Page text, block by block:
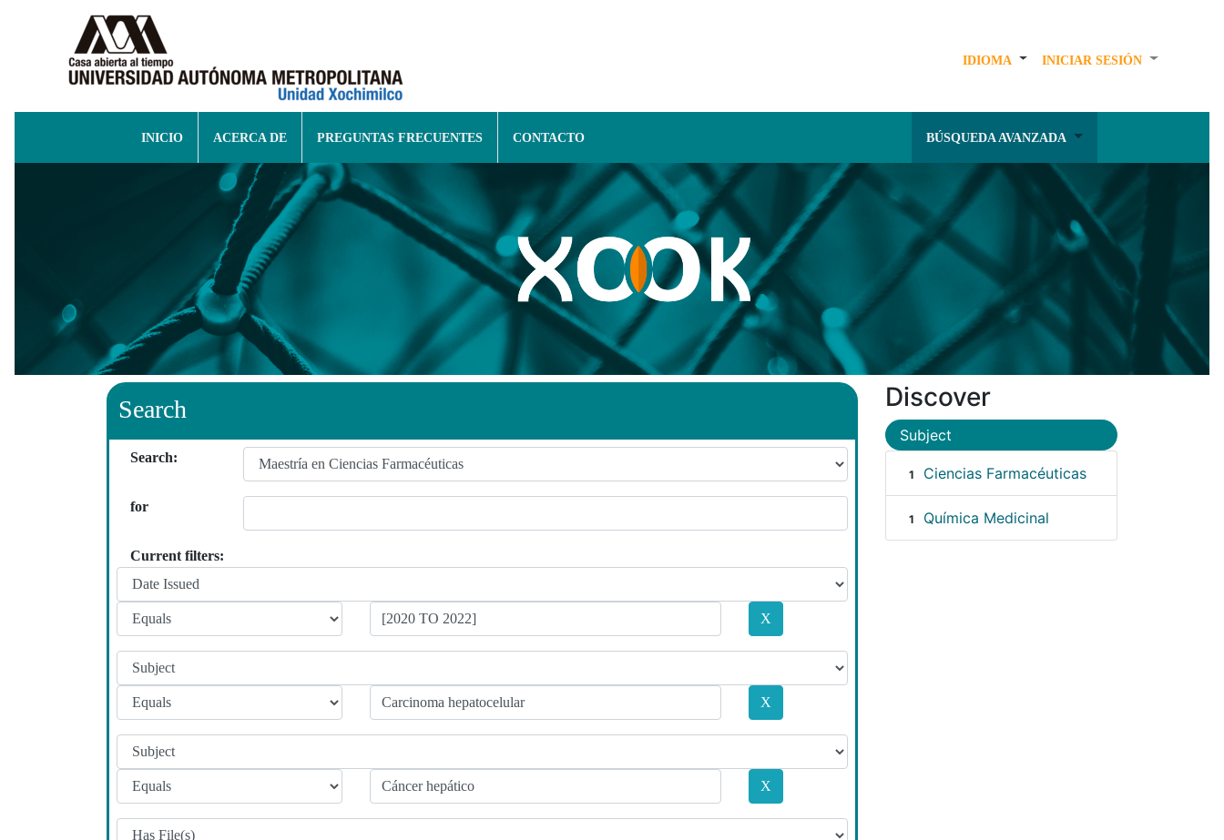
IDIOMA INICIAR SESIÓN
INICIO ACERCA DE PREGUNTAS FRECUENTES CONTACTO BÚSQUEDA AVANZADA
Search
Search:
for
Current filters:
Discover
Subject
1 Ciencias Farmacéuticas
1 Química Medicinal